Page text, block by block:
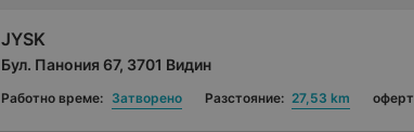
JYSK
Бул. Панония 67, 3701 Видин
Работно време: Затворено Разстояние: 27,53 km